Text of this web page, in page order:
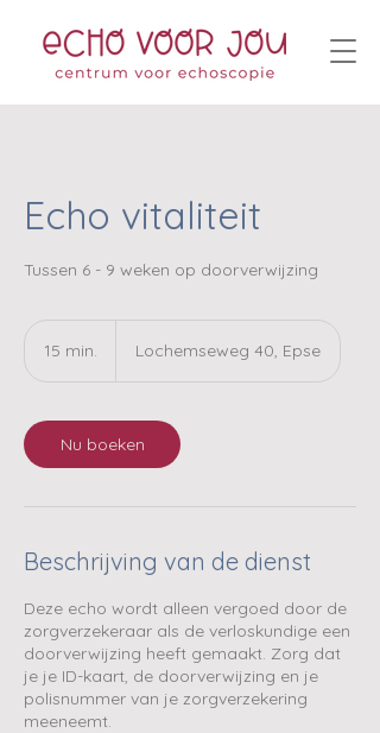
Echo vitaliteit
Tussen 6 - 9 weken op doorverwijzing
15 min.
i
n
.
Lochemseweg 40, Epse
Nu boeken
Beschrijving van de dienst
Deze echo wordt alleen vergoed door de
zorgverzekeraar als de verloskundige een
doorverwijzing heeft gemaakt. Zorg dat
je je ID-kaart, de doorverwijzing en je
polisnummer van je zorgverzekering
meeneemt.